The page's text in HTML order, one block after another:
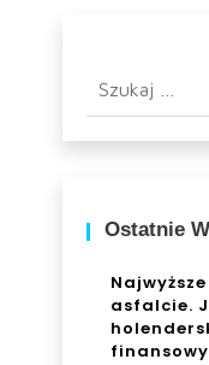
Ostatnie
asfalcie.